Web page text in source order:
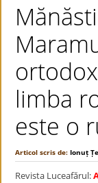
limba
este o
Articol scris de:Ionuț
Revista Luceafărul: